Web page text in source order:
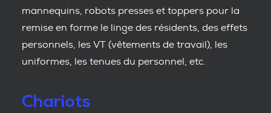
mannequins, robots presses et toppers pour la
remise en forme le linge des résidents, des effets
personnels, les VT (vêtements de travail), les
uniformes, les tenues du personnel, etc.
Chariots